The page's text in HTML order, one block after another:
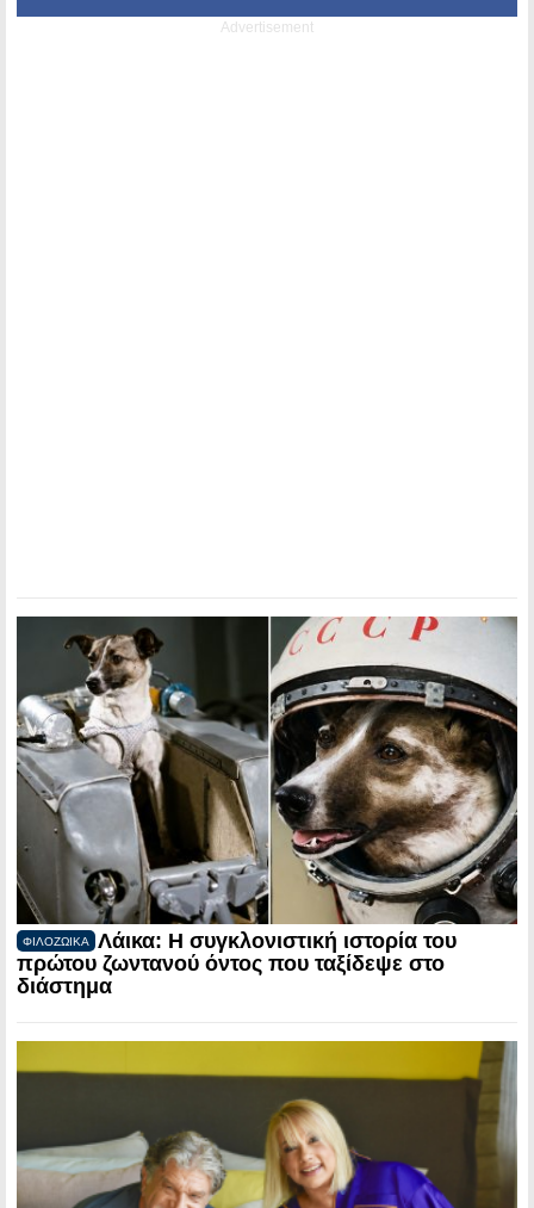
Advertisement
ΦΙΛΟΖΩΙΚΑ
Λάικα: Η συγκλονιστική ιστορία του
πρώτου ζωντανού όντος που ταξίδεψε στο
διάστημα